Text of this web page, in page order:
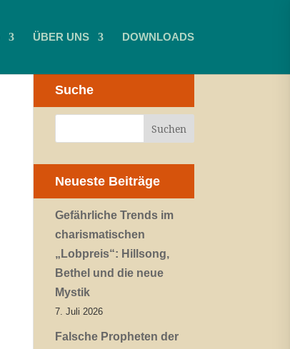
ÜBER UNS DOWNLOADS
Suche
Neueste Beiträge
Gefährliche Trends im
charismatischen
„Lobpreis“: Hillsong,
Bethel und die neue
Mystik
7. Juli 2026
Falsche Propheten der